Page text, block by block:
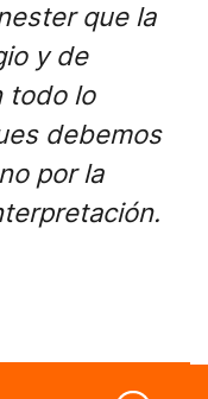
que la
y de
todo lo
debemos
por la